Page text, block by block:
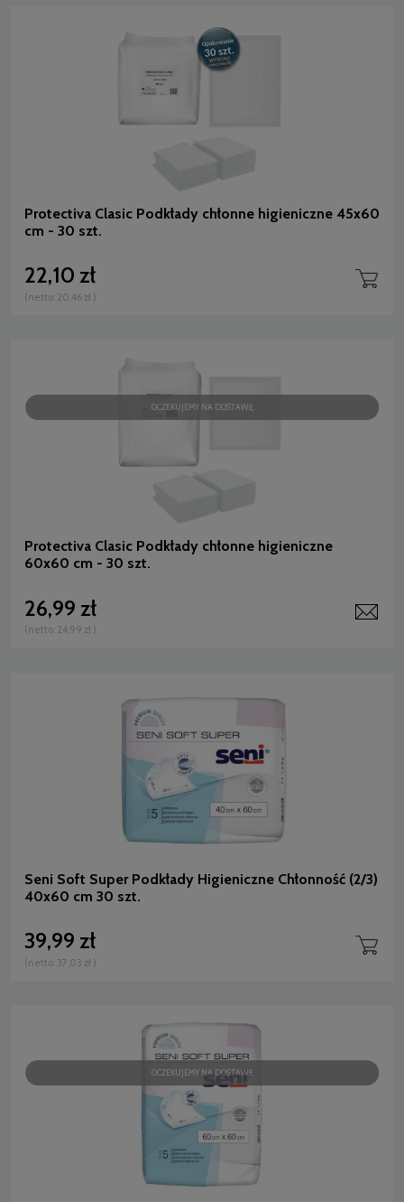
Protectiva Clasic Podkłady chłonne higieniczne 45x60
cm - 30 szt.
22,10 zł
(netto: 20,46 zł )
Protectiva Clasic Podkłady chłonne higieniczne
60x60 cm - 30 szt.
26,99 zł
(netto: 24,99 zł )
OCZEKUJEMY NA DOSTAWĘ
Seni Soft Super Podkłady Higieniczne Chłonność (2/3)
40x60 cm 30 szt.
39,99 zł
(netto: 37,03 zł )
OCZEKUJEMY NA DOSTAWĘ